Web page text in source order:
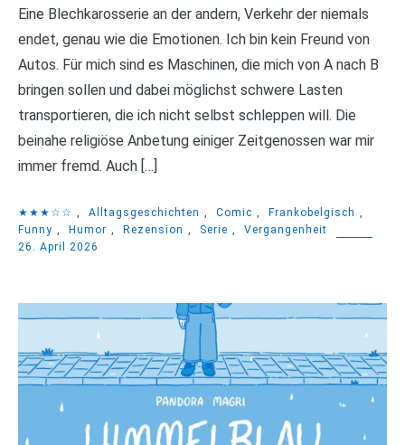
Eine Blechkarosserie an der andern, Verkehr der niemals
endet, genau wie die Emotionen. Ich bin kein Freund von
Autos. Für mich sind es Maschinen, die mich von A nach B
bringen sollen und dabei möglichst schwere Lasten
transportieren, die ich nicht selbst schleppen will. Die
beinahe religiöse Anbetung einiger Zeitgenossen war mir
immer fremd. Auch […]
★★★☆☆ Alltagsgeschichten Comic Frankobelgisch
Funny
Humor Rezension Serie
Vergangenheit
26. April 2026